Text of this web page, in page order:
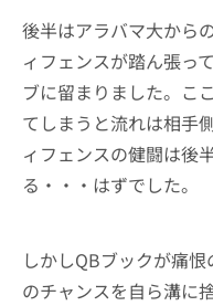
後半はアラバマ大から
ィフェンスが踏ん張っ
ブに留まりました。こ
てしまうと流れは相手
ィフェンスの健闘は後
る・・・はずでした。
しかしQBブックが痛
のチャンスを自ら溝に